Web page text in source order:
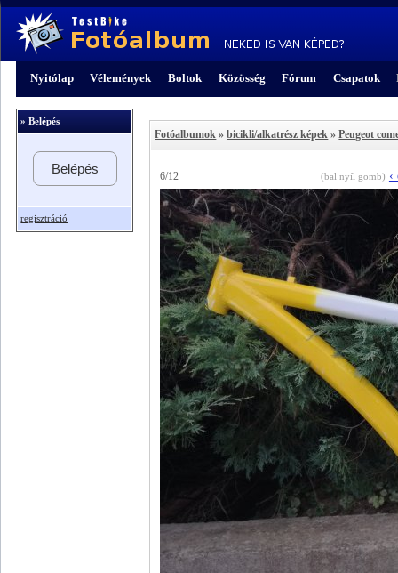
Nyitólap Vélemények Boltok Közösség Fórum Csapatok
» Belépés
Belépés
regisztráció
Fotóalbumok »bicikli/alkatrész képek »Peugeot
6/12 (bal nyíl gomb) ‹